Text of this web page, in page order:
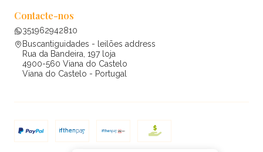
Contacte-nos
351962942810
Buscantiguidades - leilões address
Rua da Bandeira, 197 loja
4900-560 Viana do Castelo
Viana do Castelo - Portugal